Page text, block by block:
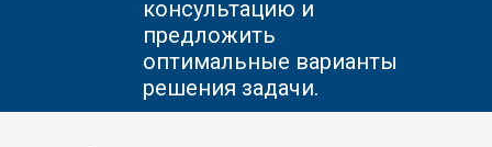
консультацию и
предложить
оптимальные варианты
решения задачи.